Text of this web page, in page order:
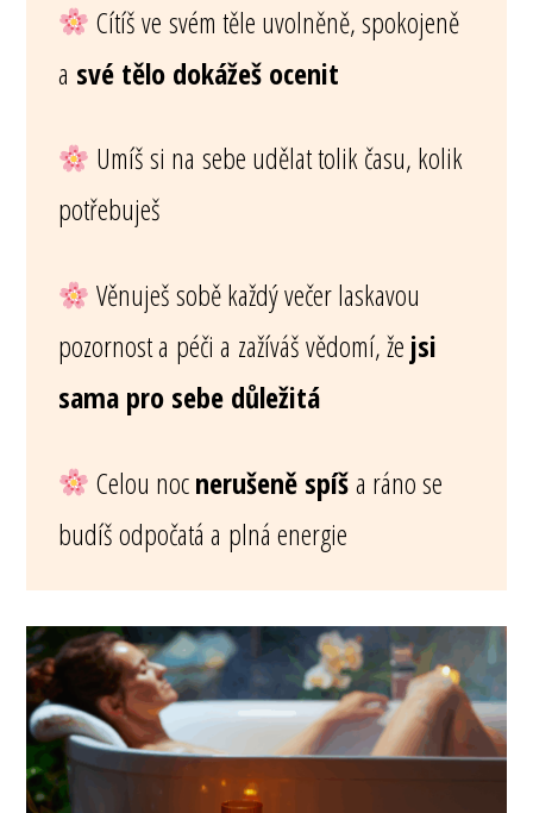
Cítíš ve svém těle uvolněně, spokojeně
a své tělo dokážeš ocenit
Umíš si na sebe udělat tolik času, kolik
potřebuješ
Věnuješ sobě každý večer laskavou
pozornost a péči a zažíváš vědomí, že jsi
sama pro sebe důležitá
Celou nocnerušeně spíša ráno se
budíš odpočatá a plná energie